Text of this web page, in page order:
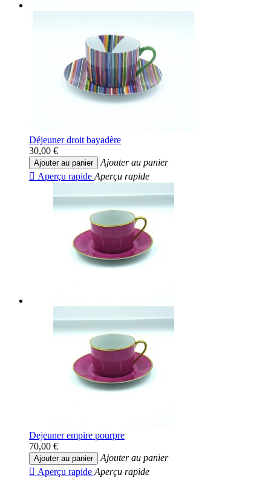
Déjeuner droit bayadère
30,00 €
Ajouter au panier
Ajouter au panier
 Aperçu rapide Aperçu rapide
Dejeuner empire pourpre
70,00 €
Ajouter au panier
Ajouter au panier
 Aperçu rapide Aperçu rapide